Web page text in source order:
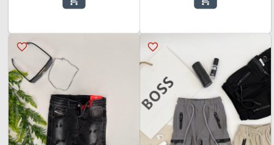
favorite_border
favorite_border